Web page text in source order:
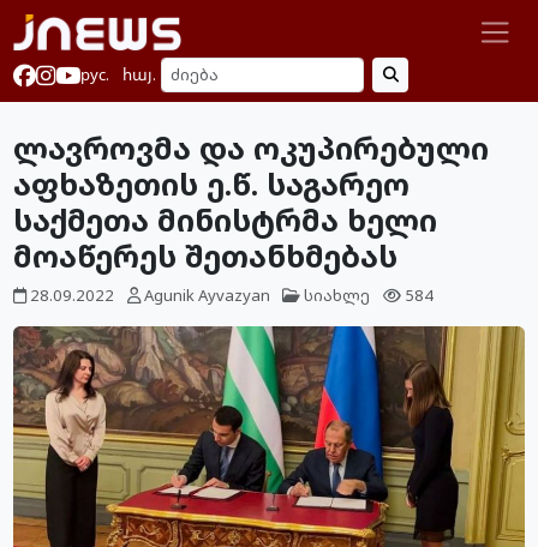
рус. հայ.
ლავროვმა და ოკუპირებული
აფხაზეთის ე.წ. საგარეო
საქმეთა მინისტრმა ხელი
მოაწერეს შეთანხმებას
28.09.2022 Agunik Ayvazyan სიახლე 584